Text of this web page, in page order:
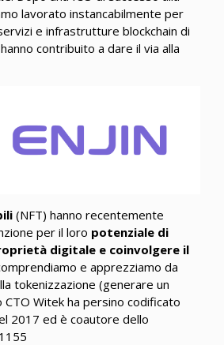
lavorato instancabilmente per
e infrastrutture blockchain di
contribuito a dare il via alla
(NFT) hanno recentemente
per il loro potenziale di
digitale e coinvolgere il
e apprezziamo da
tokenizzazione (generare un
Witek ha persino codificato
2017 ed è coautore dello